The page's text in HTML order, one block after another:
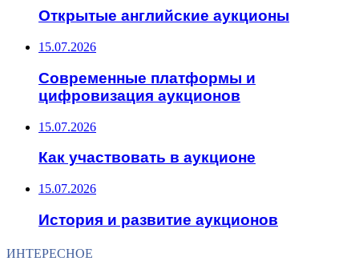
Открытые английские аукционы
15.07.2026
Современные платформы и
цифровизация аукционов
15.07.2026
Как участвовать в аукционе
15.07.2026
История и развитие аукционов
ИНТЕРЕСНОЕ